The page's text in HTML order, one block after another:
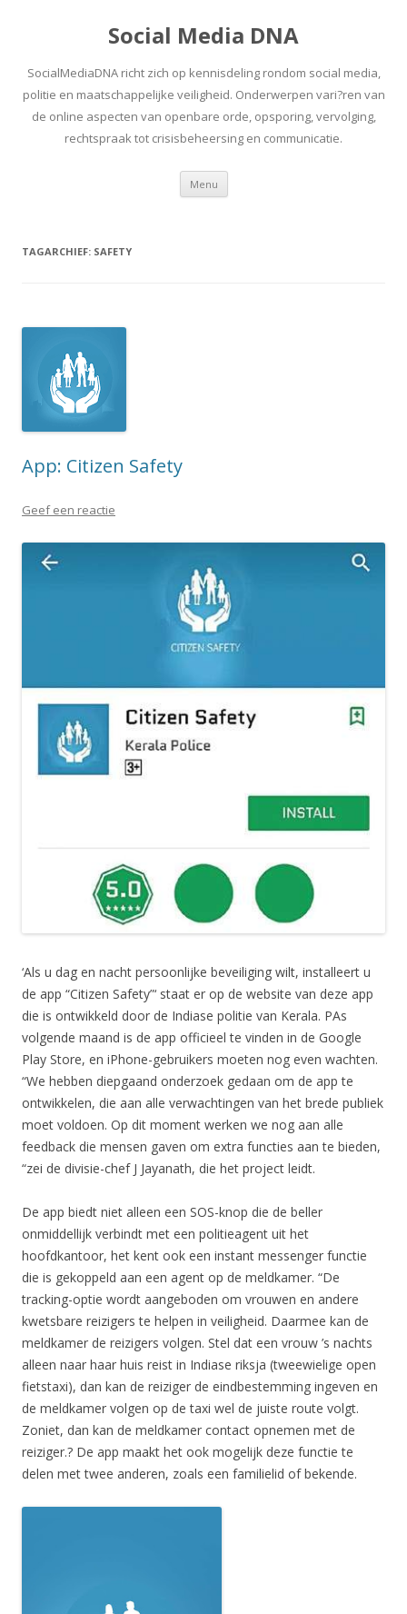
Social Media DNA
SocialMediaDNA richt zich op kennisdeling rondom social media,
politie en maatschappelijke veiligheid. Onderwerpen vari?ren van
de online aspecten van openbare orde, opsporing, vervolging,
rechtspraak tot crisisbeheersing en communicatie.
Menu Spring
inhoud
TAGARCHIEF: SAFETY
App: Citizen Safety
Geef een reactie
‘Als u dag en nacht persoonlijke beveiliging wilt, installeert u
de app “Citizen Safety”‘ staat er op de website van deze app
die is ontwikkeld door de Indiase politie van Kerala. PAs
volgende maand is de app officieel te vinden in de Google
Play Store, en iPhone-gebruikers moeten nog even wachten.
“We hebben diepgaand onderzoek gedaan om de app te
ontwikkelen, die aan alle verwachtingen van het brede publiek
moet voldoen. Op dit moment werken we nog aan alle
feedback die mensen gaven om extra functies aan te bieden,
“zei de divisie-chef J Jayanath, die het project leidt.
De app biedt niet alleen een SOS-knop die de beller
onmiddellijk verbindt met een politieagent uit het
hoofdkantoor, het kent ook een instant messenger functie
die is gekoppeld aan een agent op de meldkamer. “De
tracking-optie wordt aangeboden om vrouwen en andere
kwetsbare reizigers te helpen in veiligheid. Daarmee kan de
meldkamer de reizigers volgen. Stel dat een vrouw ’s nachts
alleen naar haar huis reist in Indiase riksja (tweewielige open
fietstaxi), dan kan de reiziger de eindbestemming ingeven en
de meldkamer volgen op de taxi wel de juiste route volgt.
Zoniet, dan kan de meldkamer contact opnemen met de
reiziger.? De app maakt het ook mogelijk deze functie te
delen met twee anderen, zoals een familielid of bekende.